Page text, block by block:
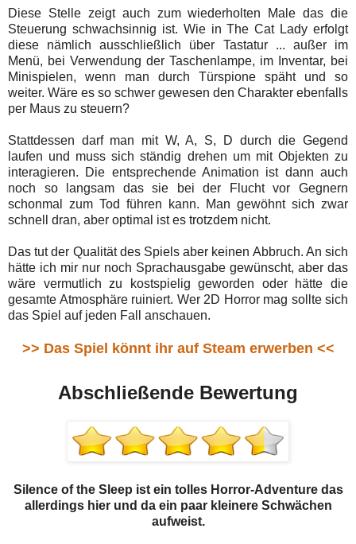
Diese Stelle zeigt auch zum wiederholten Male das die
Steuerung schwachsinnig ist. Wie in The Cat Lady erfolgt
diese nämlich ausschließlich über Tastatur ... außer im
Menü, bei Verwendung der Taschenlampe, im Inventar, bei
Minispielen, wenn man durch Türspione späht und so
weiter. Wäre es so schwer gewesen den Charakter ebenfalls
per Maus zu steuern?
Stattdessen darf man mit W, A, S, D durch die Gegend
laufen und muss sich ständig drehen um mit Objekten zu
interagieren. Die entsprechende Animation ist dann auch
noch so langsam das sie bei der Flucht vor Gegnern
schonmal zum Tod führen kann. Man gewöhnt sich zwar
schnell dran, aber optimal ist es trotzdem nicht.
Das tut der Qualität des Spiels aber keinen Abbruch. An sich
hätte ich mir nur noch Sprachausgabe gewünscht, aber das
wäre vermutlich zu kostspielig geworden oder hätte die
gesamte Atmosphäre ruiniert. Wer 2D Horror mag sollte sich
das Spiel auf jeden Fall anschauen.
>> Das Spiel könnt ihr auf Steam erwerben <<
Abschließende Bewertung
Silence of the Sleep ist ein tolles Horror-Adventure das
allerdings hier und da ein paar kleinere Schwächen
aufweist.